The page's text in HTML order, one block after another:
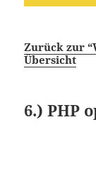
Zurück zur
Übersicht
6.)PHP